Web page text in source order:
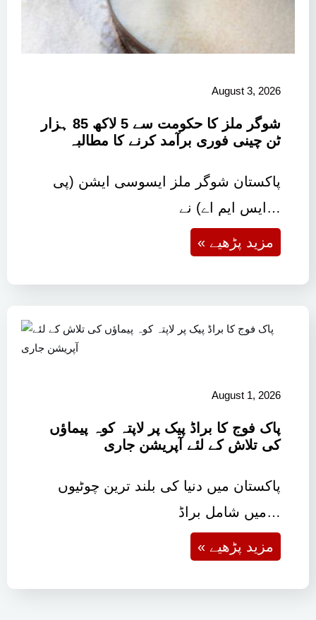
August 3, 2026
شوگر ملز کا حکومت سے 5 لاکھ 85 ہزار
ٹن چینی فوری برآمد کرنے کا مطالبہ
پاکستان شوگر ملز ایسوسی ایشن (پی
ایس ایم اے) نے…
« مزید پڑھیے
August 1, 2026
پاک فوج کا براڈ پیک پر لاپتہ کوہ پیماؤں
کی تلاش کے لئے آپریشن جاری
پاکستان میں دنیا کی بلند ترین چوٹیوں
میں شامل براڈ…
« مزید پڑھیے